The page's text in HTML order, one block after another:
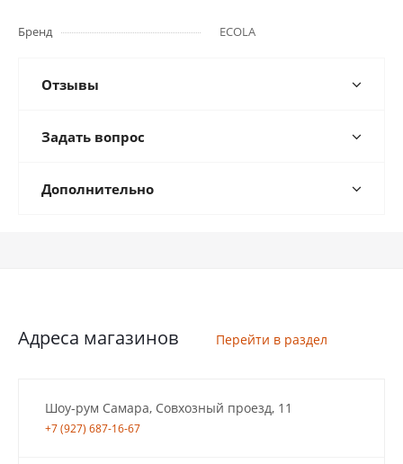
Бренд ECOLA
Отзывы
Задать вопрос
Дополнительно
Адреса магазинов Перейти в раздел
Шоу-рум Самара, Совхозный проезд, 11
+7 (927) 687-16-67